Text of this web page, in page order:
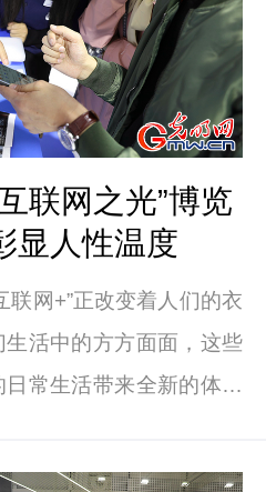
联网之光”博览
显人性温度
联网+”正改变着人们的衣
活中的方方面面，这些
常生活带来全新的体验
显人性温度。